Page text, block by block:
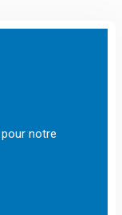
notre